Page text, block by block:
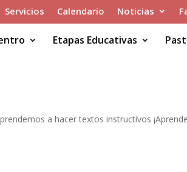
Servicios Calendario Noticias
Etapas Educativas
a hacer textos instructivos